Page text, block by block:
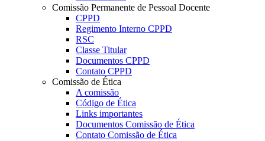
Comissão Permanente de Pessoal Docente
CPPD
Regimento Interno CPPD
RSC
Classe Titular
Documentos CPPD
Contato CPPD
Comissão de Ética
A comissão
Código de Ética
Links importantes
Documentos Comissão de Ética
Contato Comissão de Ética